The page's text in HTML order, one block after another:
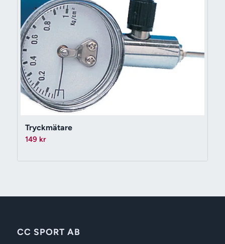
Tryckmätare
149 kr
CC SPORT AB